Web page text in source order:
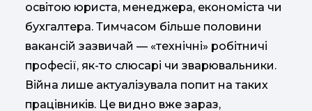
освітою юриста, менеджера, економіста чи
бухгалтера. Тимчасом більше половини
вакансій зазвичай — «технічні» робітничі
професії, як-то слюсарі чи зварювальники.
Війна лише актуалізувала попит на таких
працівників. Це видно вже зараз,